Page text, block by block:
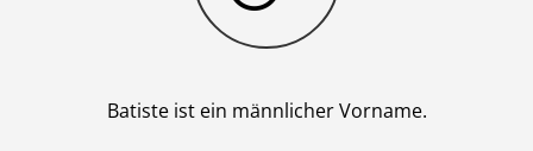
Batiste ist ein männlicher Vorname.